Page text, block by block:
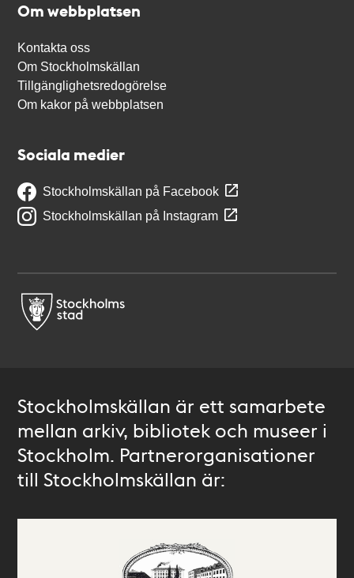
Om webbplatsen
Kontakta oss
Om Stockholmskällan
Tillgänglighetsredogörelse
Om kakor på webbplatsen
Sociala medier
Stockholmskällan på Facebook
Stockholmskällan på Instagram
Stockholmskällan är ett samarbete
mellan arkiv, bibliotek och museer i
Stockholm. Partnerorganisationer
till Stockholmskällan är: